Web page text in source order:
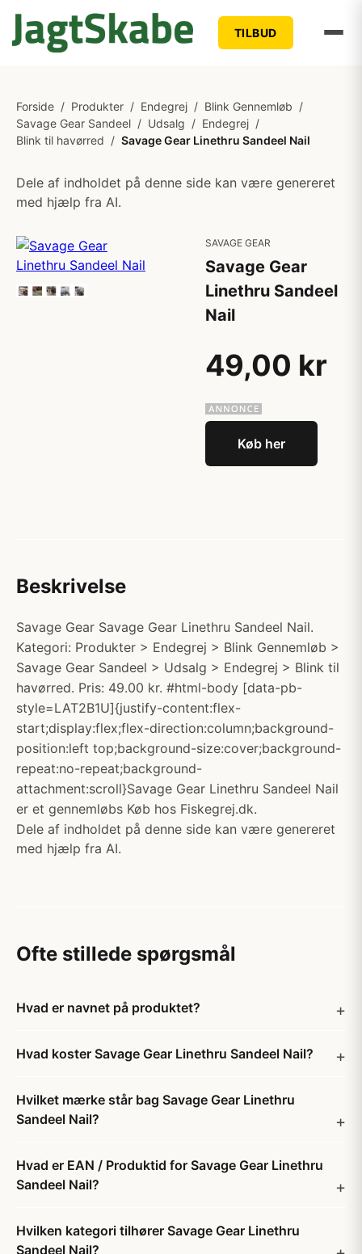
TILBUD
Forside / Produkter / Endegrej / Blink Gennemløb /
Savage Gear Sandeel / Udsalg / Endegrej /
Blink til havørred / Savage Gear Linethru Sandeel Nail
Dele af indholdet på denne side kan være genereret
med hjælp fra AI.
SAVAGE GEAR
Savage Gear
Linethru Sandeel
Nail
49,00 kr
Køb her
Beskrivelse
Savage Gear Savage Gear Linethru Sandeel Nail.
Kategori: Produkter > Endegrej > Blink Gennemløb >
Savage Gear Sandeel > Udsalg > Endegrej > Blink til
havørred. Pris: 49.00 kr. #html-body [data-pb-
style=LAT2B1U]{justify-content:flex-
start;display:flex;flex-direction:column;background-
position:left top;background-size:cover;background-
repeat:no-repeat;background-
attachment:scroll}Savage Gear Linethru Sandeel Nail
er et gennemløbs Køb hos Fiskegrej.dk.
Dele af indholdet på denne side kan være genereret
med hjælp fra AI.
Ofte stillede spørgsmål
Hvad er navnet på produktet?
Hvad koster Savage Gear Linethru Sandeel Nail?
Hvilket mærke står bag Savage Gear Linethru
Sandeel Nail?
Hvad er EAN / Produktid for Savage Gear Linethru
Sandeel Nail?
Hvilken kategori tilhører Savage Gear Linethru
Sandeel Nail?